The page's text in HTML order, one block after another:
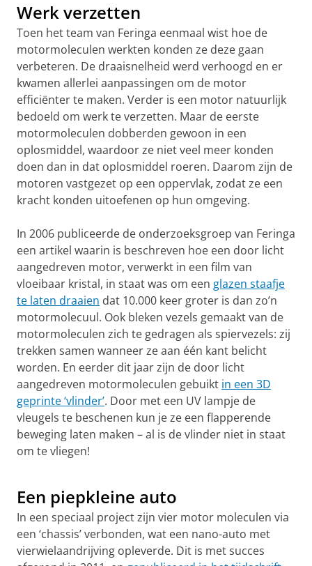
Werk verzetten
Toen het team van Feringa eenmaal wist hoe de
motormoleculen werkten konden ze deze gaan
verbeteren. De draaisnelheid werd verhoogd en er
kwamen allerlei aanpassingen om de motor
efficiënter te maken. Verder is een motor natuurlijk
bedoeld om werk te verzetten. Maar de eerste
motormoleculen dobberden gewoon in een
oplosmiddel, waardoor ze niet veel meer konden
doen dan in dat oplosmiddel roeren. Daarom zijn de
motoren vastgezet op een oppervlak, zodat ze een
kracht konden uitoefenen op hun omgeving.
In 2006 publiceerde de onderzoeksgroep van Feringa
een artikel waarin is beschreven hoe een door licht
aangedreven motor, verwerkt in een film van
vloeibaar kristal, in staat was om een glazen staafje
te laten draaien dat 10.000 keer groter is dan zo’n
motormolecuul. Ook bleken vezels gemaakt van de
motormoleculen zich te gedragen als spiervezels: zij
trekken samen wanneer ze aan één kant belicht
worden. En eerder dit jaar zijn de door licht
aangedreven motormoleculen gebuikt in een 3D
geprinte ‘vlinder’. Door met een UV lampje de
vleugels te beschenen kun je ze een flapperende
beweging laten maken – al is de vlinder niet in staat
om te vliegen!
Een piepkleine auto
In een speciaal project zijn vier motor moleculen via
een ‘chassis’ verbonden, wat een nano-auto met
vierwielaandrijving opleverde. Dit is met succes